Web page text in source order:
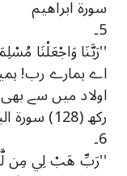
سورة ابراهيم
5۔
''رَبَّنَا وَاجْعَلْنَا
اے ہمارے رب! ہمیں
اولاد میں سے
رکھ (128) سورة البقرة
6۔
''رَبِّ هَبْ لِي مِن